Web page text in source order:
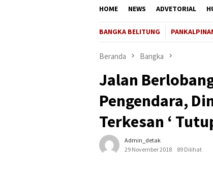
HOME NEWS ADVETORIAL
BANGKA BELITUNG
Beranda Bangka
Jalan
Pengendara,
Terkesan ‘
Admin_detak
29 November 2018
89 Dilihat